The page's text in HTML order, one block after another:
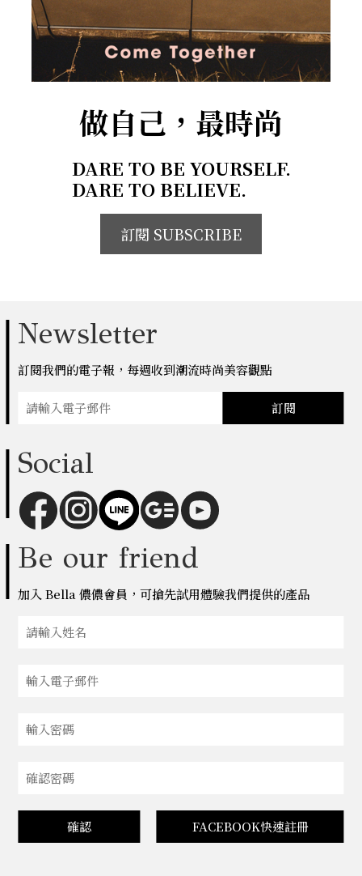
做自己，最時尚
DARE TO BE YOURSELF.
DARE TO BELIEVE.
訂閱 SUBSCRIBE
Newsletter
訂閱我們的電子報，每週收到潮流時尚美容觀點
訂閱
Social
Be our friend
加入 Bella 儂儂會員，可搶先試用體驗我們提供的產品
確認 FACEBOOK快速註冊